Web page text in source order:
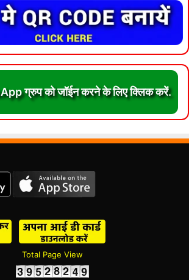
ग्रुप को जॉईन करने के लिए क्लिक करें.
Total Page View